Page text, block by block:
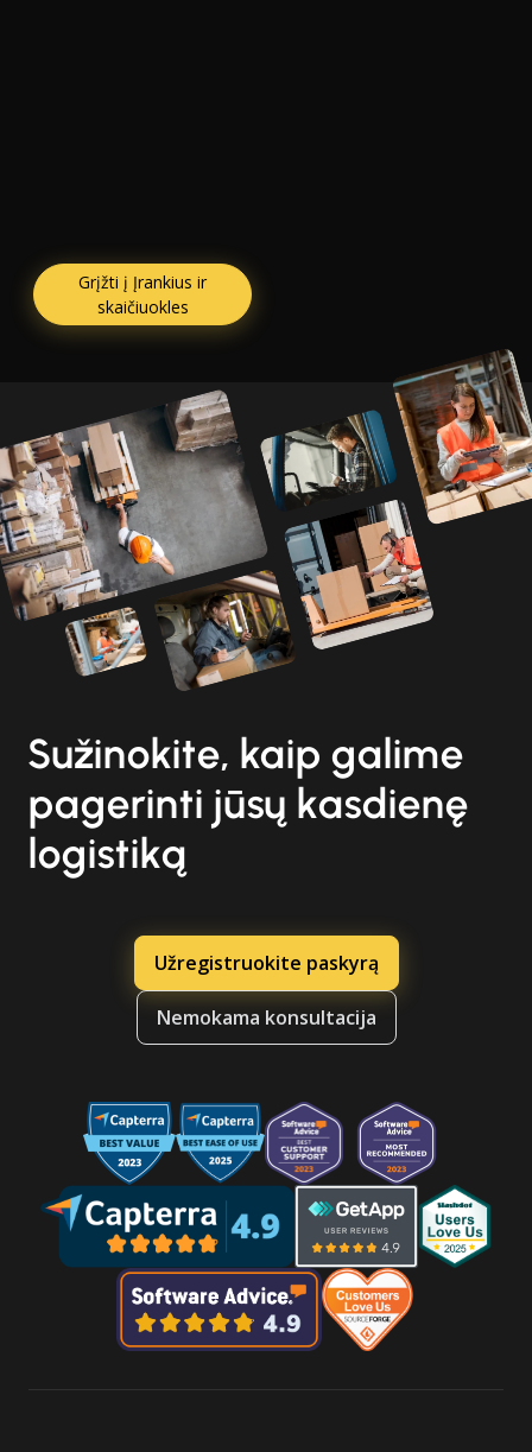
Grįžti į Įrankius ir
skaičiuokles
Sužinokite, kaip galime
pagerinti jūsų kasdienę
logistiką
Užregistruokite paskyrą
Nemokama konsultacija